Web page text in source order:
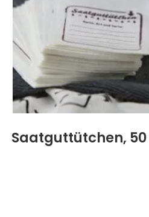
Saatguttütchen, 50